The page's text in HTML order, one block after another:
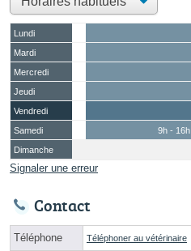
Lundi
Mardi
Mercredi
Jeudi
Vendredi
Samedi
9h - 16h
Dimanche
Signaler une erreur
Contact
Téléphone Téléphoner au vétérinaire